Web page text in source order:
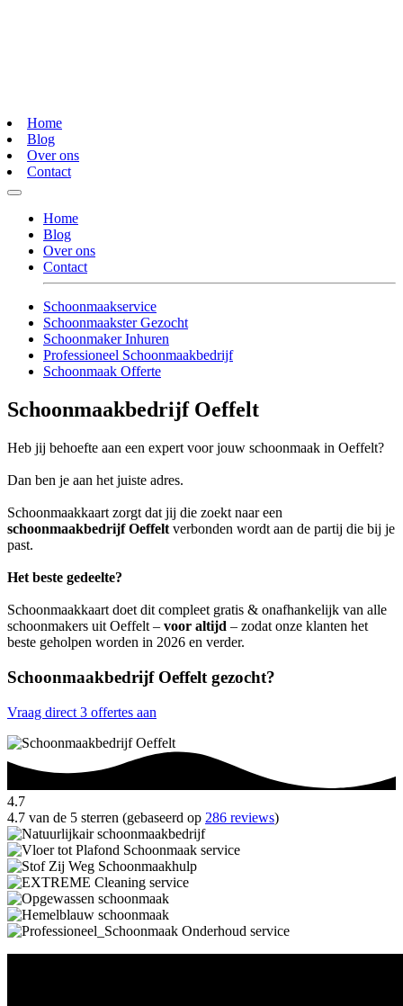
Home
Blog
Over ons
Contact
Home
Blog
Over ons
Contact
Schoonmaakservice
Schoonmaakster Gezocht
Schoonmaker Inhuren
Professioneel Schoonmaakbedrijf
Schoonmaak Offerte
Schoonmaakbedrijf Oeffelt
Heb jij behoefte aan een expert voor jouw schoonmaak in Oeffelt?
Dan ben je aan het juiste adres.
Schoonmaakkaart zorgt dat jij die zoekt naar een
schoonmaakbedrijf Oeffelt verbonden wordt aan de partij die bij je
past.
Het beste gedeelte?
Schoonmaakkaart doet dit compleet gratis & onafhankelijk van alle
schoonmakers uit Oeffelt – voor altijd – zodat onze klanten het
beste geholpen worden in 2026 en verder.
Schoonmaakbedrijf Oeffelt gezocht?
Vraag direct 3 offertes aan
4.7
4.7 van de 5 sterren (gebaseerd op 286 reviews)